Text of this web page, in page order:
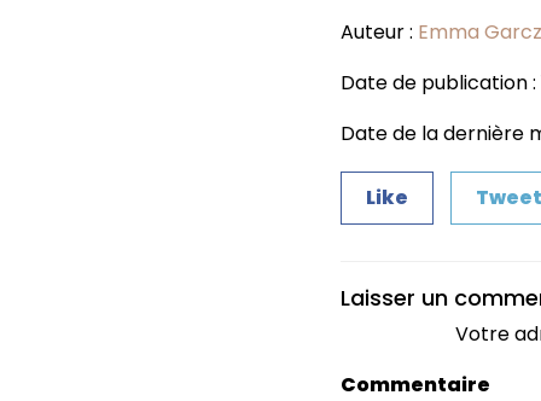
Auteur : Emma
Date de publication :
Date de la dernière
Like Tweet
Laisser un
Votre
Commentaire